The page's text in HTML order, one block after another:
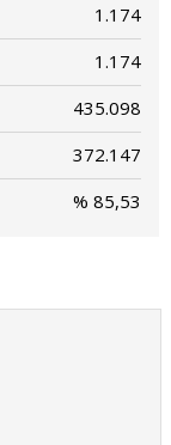
1.174
1.174
435.098
372.147
% 85,53